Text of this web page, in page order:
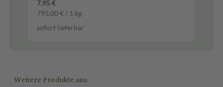
7,95 €
795,00 € / 1 kg
sofort lieferbar
Weitere Produkte aus: